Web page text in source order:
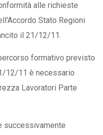
alle richieste
Stato Regioni
il 21/12/11.
formativo previsto
12/11 è necessario
Lavoratori Parte
successivamente